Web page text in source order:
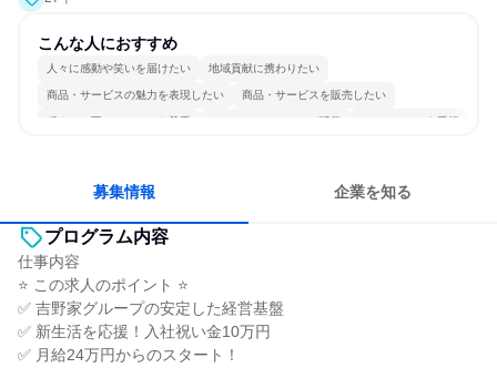
こんな人におすすめ
人々に感動や笑いを届けたい 地域貢献に携わりたい
商品・サービスの魅力を表現したい 商品・サービスを販売したい
穏やかで互いのペースを尊重 コミュニケーションが活発 チームワークを重視
募集情報 企業を知る
プログラム内容
仕事内容
⭐ この求人のポイント ⭐
✅ 吉野家グループの安定した経営基盤
✅ 新生活を応援！入社祝い金10万円
✅ 月給24万円からのスタート！